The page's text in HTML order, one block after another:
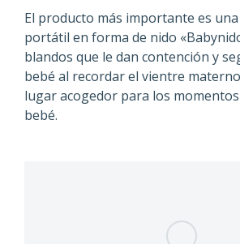
El producto más importante es
portátil en forma de nido
blandos que le dan contención y
bebé al recordar el vientre
lugar acogedor para los
bebé.